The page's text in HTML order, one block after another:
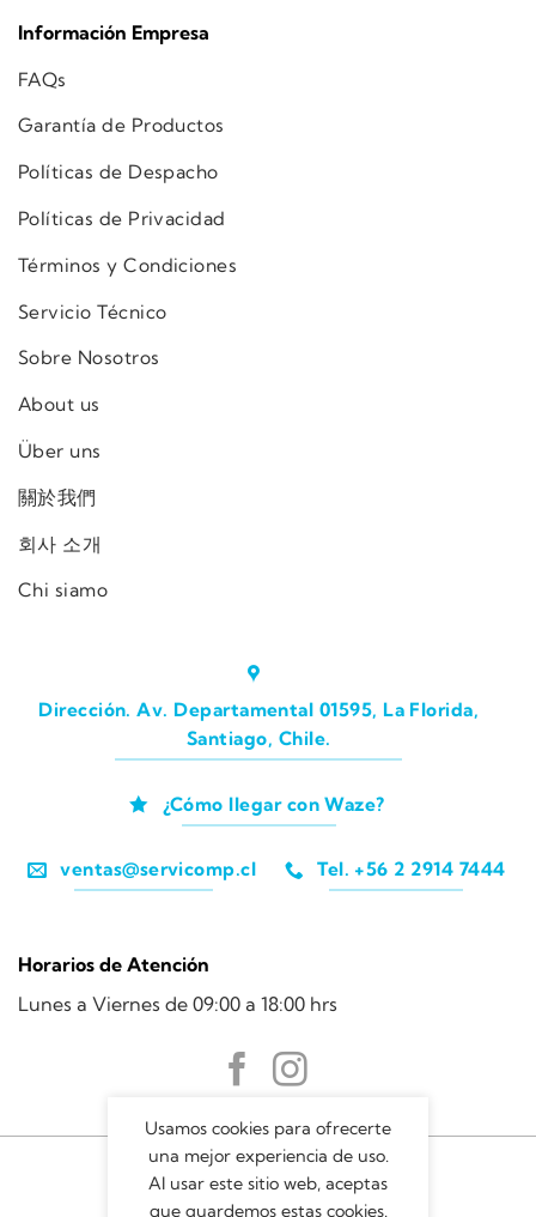
Información Empresa
FAQs
Garantía de Productos
Políticas de Despacho
Políticas de Privacidad
Términos y Condiciones
Servicio Técnico
Sobre Nosotros
About us
Über uns
關於我們
회사 소개
Chi siamo
Dirección. Av. Departamental 01595, La Florida,
Santiago, Chile.
¿Cómo llegar con Waze?
ventas@servicomp.cl Tel. +56 2 2914 7444
Horarios de Atención
Lunes a Viernes de 09:00 a 18:00 hrs
Usamos cookies para ofrecerte
una mejor experiencia de uso.
Al usar este sitio web, aceptas
que guardemos estas cookies.